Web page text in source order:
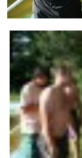
VÝSLEDKY 19.
SCHŮZE
BRIGÁDY
SEZNAM ČLENŮ SDH
MLADÍ HASIČI